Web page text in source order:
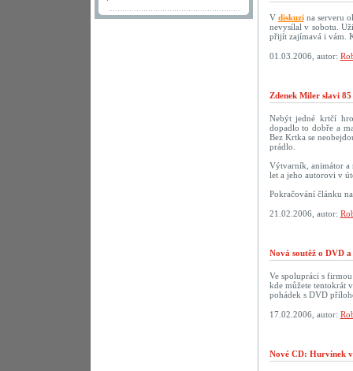
V diskuzina serveru
nevysílal v sobotu.
přijít zajímavá i vám.
01.03.2006, autor:
Zdenek Miler slavi
Nebýt jedné krtčí
dopadlo to dobře a
Bez Krtka se
prádlo.
Výtvarník, animátor a
let a jeho autorovi v
Pokračování článku
21.02.2006, autor:
Nová soutěž o DVD
Ve spolupráci s
kde můžete tentokrát
pohádek s DVD
17.02.2006, autor:
Nové CD: Hurvínek v